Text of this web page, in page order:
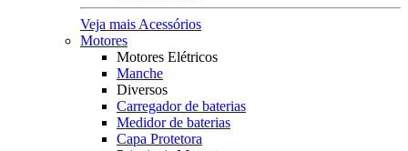
Veja mais Acessórios
Motores
Motores Elétricos
Manche
Diversos
Carregador de baterias
Medidor de baterias
Capa Protetora